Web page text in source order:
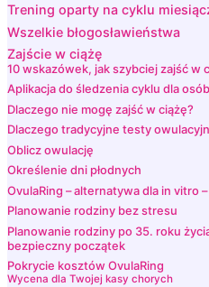
Trening oparty na cyklu
Wszelkie błogosławieństwa
Zajście w ciążę
10 wskazówek, jak szybciej zajść w
Aplikacja do śledzenia cyklu dla
Dlaczego nie mogę zajść w ciążę?
Dlaczego tradycyjne testy
Oblicz owulację
Określenie dni płodnych
OvulaRing – alternatywa dla in vitro
Planowanie rodziny bez stresu
Planowanie rodziny po 35. roku
bezpieczny początek
Pokrycie kosztów OvulaRing
Wycena dla Twojej kasy chorych